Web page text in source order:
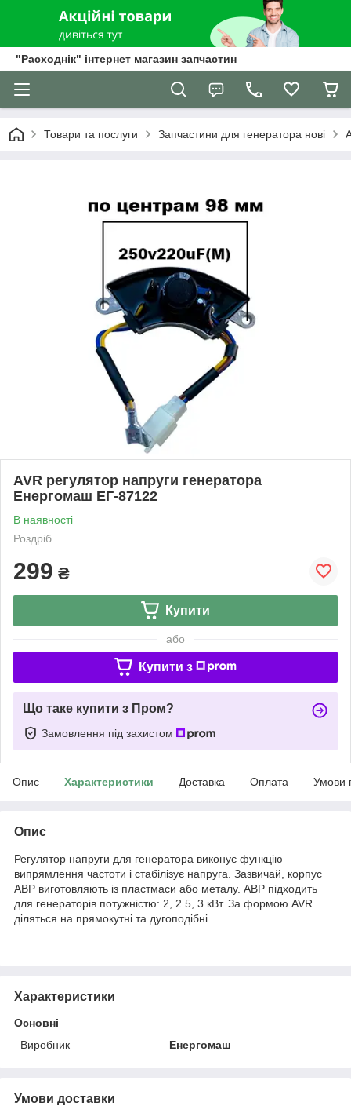
"Расходнік" інтернет магазин запчастин
Товари та послуги Запчастини для генератора нові
AVR регулятор напруги генератора
Енергомаш ЕГ-87122
В наявності
Роздріб
299 ₴
Купити
або
Купити з
Що таке купити з Пром?
Замовлення під захистом
Опис Характеристики Доставка Оплата Умови
Опис
Регулятор напруги для генератора виконує функцію
випрямлення частоти і стабілізує напруга. Зазвичай, корпус
АВР виготовляють із пластмаси або металу. АВР підходить
для генераторів потужністю: 2, 2.5, 3 кВт. За формою AVR
діляться на прямокутні та дугоподібні.
Характеристики
Основні
Виробник
Енергомаш
Умови доставки